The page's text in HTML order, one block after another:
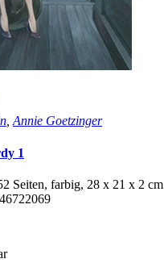
,Annie Goetzinger
1
Seiten, farbig, 28 x 21 x 2 cm